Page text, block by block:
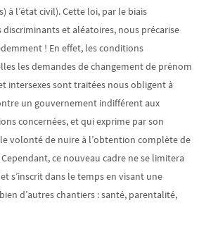
à l’état civil). Cette loi, par le biais
et aléatoires, nous précarise
! En effet, les conditions
les demandes de changement de prénom
intersexes sont traitées nous obligent à
un gouvernement indifférent aux
concernées, et qui exprime par son
volonté de nuire à l’obtention complète de
ce nouveau cadre ne se limitera
s’inscrit dans le temps en visant une
d’autres chantiers : santé, parentalité,